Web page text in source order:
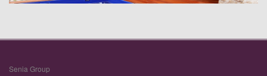
Senia Group